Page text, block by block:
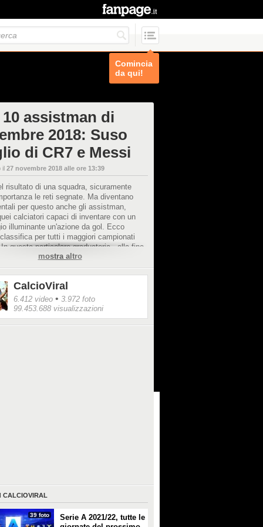
Comincia
da qui!
assistman di
2018: Suso
di CR7 e Messi
il 27 novembre 2018 alle ore 13:39
risultato di una squadra, sicuramente
le reti segnate. Ma diventano
per questo anche gli assistman,
calciatori capaci di inventare con un
illuminante un'azione da gol. Ecco
per tutti i maggiori campionati
In questa particolare graduatoria,, alla fine
di novembre 2018, in testa c'è il milanista
8 assist. Dietro di lui stelle del calibro di
Ronaldo, Messi e Neymar fermi a 6.
mostra altro
CalcioViral
6.412 video • 3.972 foto
99.453.688 visualizzazioni
CALCIOVIRAL
39 foto
Serie A 2021/22, tutte le